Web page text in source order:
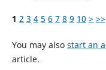
1 2 3 4 5 6 7 8 9 10 > >>
You may also start an
article.